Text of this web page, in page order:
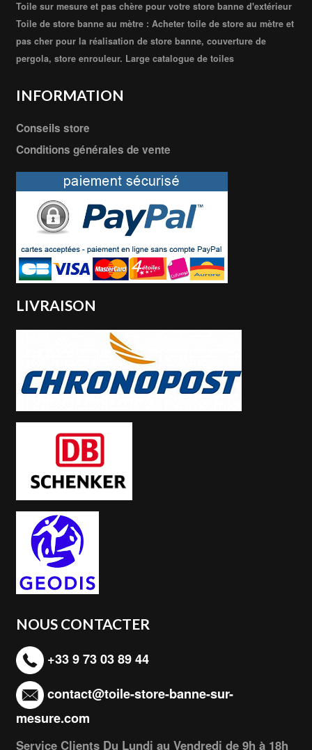
Toile sur mesure et pas chère pour votre store banne d'extérieur
Toile de store banne au mètre : Acheter toile de store au mètre et
pas cher pour la réalisation de store banne, couverture de
pergola, store enrouleur. Large catalogue de toiles
INFORMATION
Conseils store
Conditions générales de vente
LIVRAISON
NOUS CONTACTER
+33 9 73 03 89 44
contact@toile-store-banne-sur-
mesure.com
Service Clients Du Lundi au Vendredi de 9h à 18h